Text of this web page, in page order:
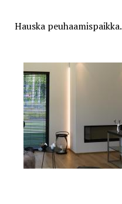
Hauska peuhaamispaikka.